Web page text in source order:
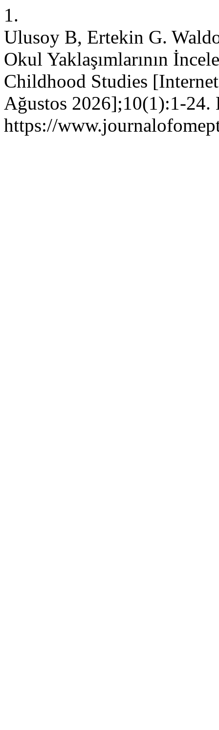
1.
Ulusoy B, Ertekin G.
Okul Yaklaşımlarının
Childhood Studies
Ağustos 2026];10(1):1-24.
https://